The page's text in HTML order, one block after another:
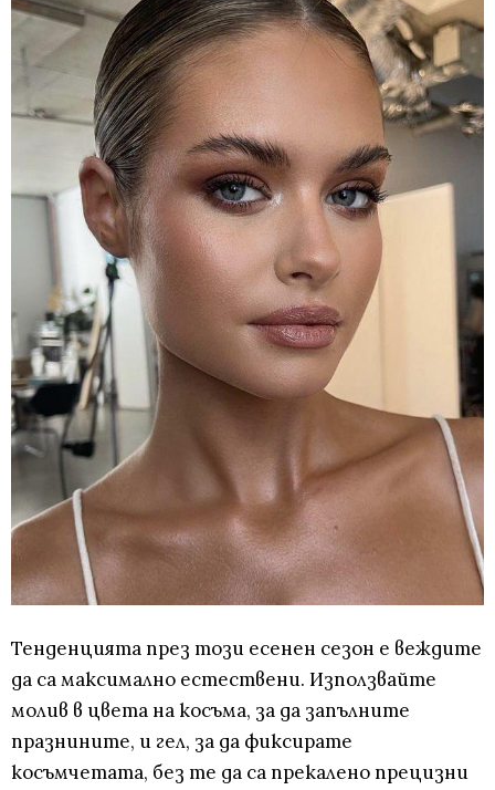
Тенденцията през този есенен сезон е веждите
да са максимално естествени. Използвайте
молив в цвета на косъма, за да запълните
празнините, и гел, за да фиксирате
косъмчетата, без те да са прекалено прецизни